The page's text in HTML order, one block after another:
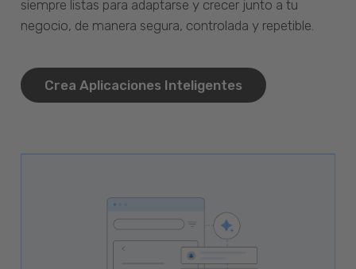
siempre listas para adaptarse y crecer junto a tu
negocio, de manera segura, controlada y repetible.
Crea Aplicaciones Inteligentes